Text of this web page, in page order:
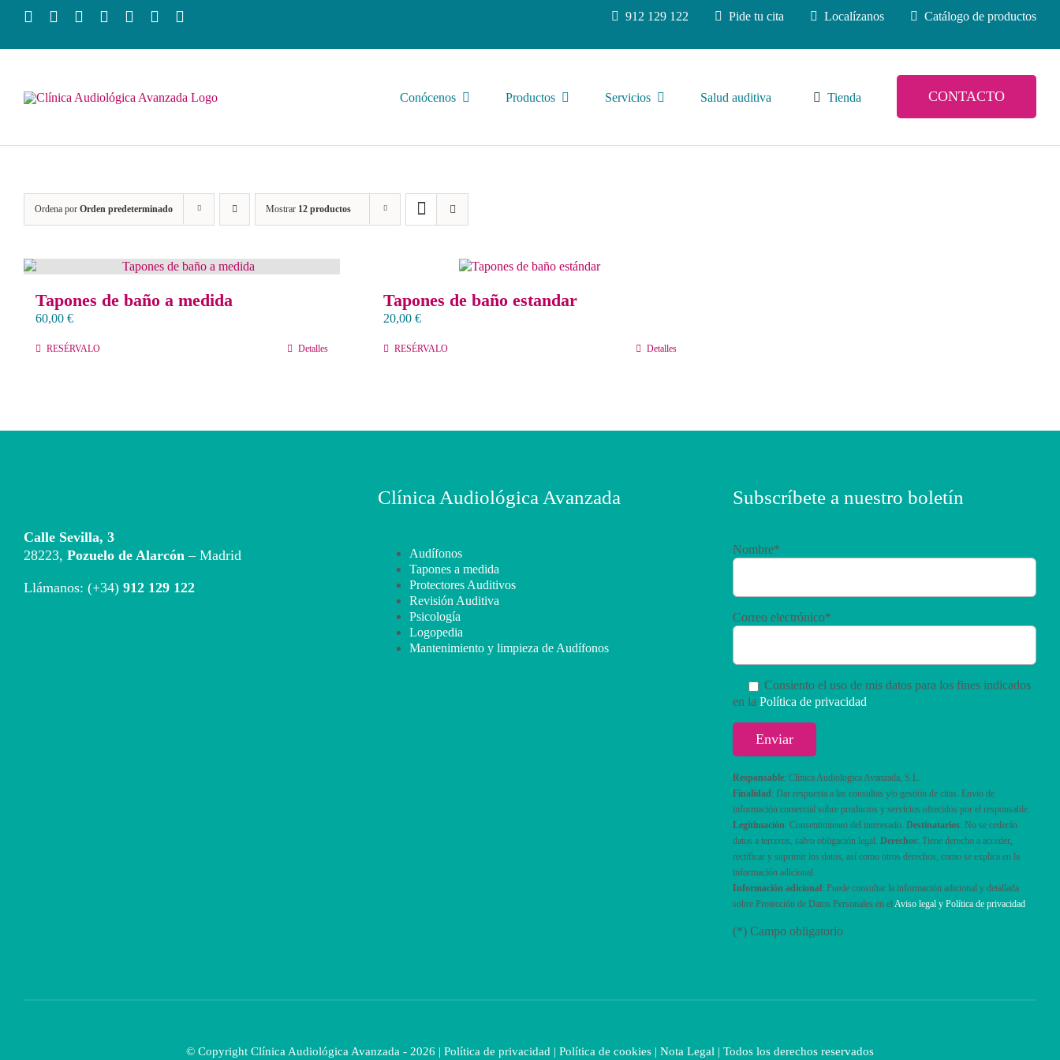
912 129 122 Pide tu cita Localízanos Catálogo de productos
Conócenos Productos Servicios Salud auditiva Tienda CONTACTO
Ordena por Orden predeterminado Mostrar 12 productos
Tapones de baño a medida
60,00 €
RESÉRVALO Detalles
Tapones de baño estandar
20,00€
RESÉRVALO Detalles
Calle Sevilla, 3
28223, Pozuelo de Alarcón – Madrid
Llámanos: (+34) 912 129 122
Clínica Audiológica Avanzada
Audífonos
Tapones a medida
Protectores Auditivos
Revisión Auditiva
Psicología
Logopedia
Mantenimiento y limpieza de Audífonos
Subscríbete a nuestro boletín
Nombre*
Correo electrónico*
Consiento el uso de mis datos para los fines indicados
en la Política de privacidad
Responsable: Clínica Audiologica Avanzada, S.L.
Finalidad: Dar respuesta a las consultas y/o gestión de citas. Envío de
información comercial sobre productos y servicios ofrecidos por el responsable.
Legitimación: Consentimiento del interesado. Destinatarios: No se cederán
datos a terceros, salvo obligación legal. Derechos: Tiene derecho a acceder,
rectificar y suprimir los datos, así como otros derechos, como se explica en la
información adicional
Información adicional: Puede consultar la información adicional y detallada
sobre Protección de Datos Personales en el Aviso legal y Política de privacidad
(*) Campo obligatorio
© Copyright Clínica Audiológica Avanzada - 2026 | Política de privacidad | Política de cookies | Nota Legal | Todos los derechos reservados